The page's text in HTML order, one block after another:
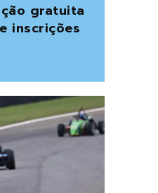
gratuita
inscrições